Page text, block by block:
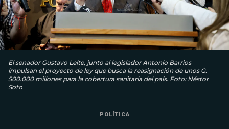
El senador Gustavo Leite, junto al legislador Antonio Barrios
impulsan el proyecto de ley que busca la reasignación de unos G.
500.000 millones para la cobertura sanitaria del país. Foto: Néstor
Soto
POLÍTICA